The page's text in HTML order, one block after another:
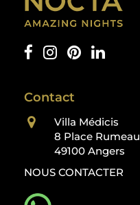
Contact
Villa Médicis
8 Place Rumeau
49100 Angers
NOUS CONTACTER